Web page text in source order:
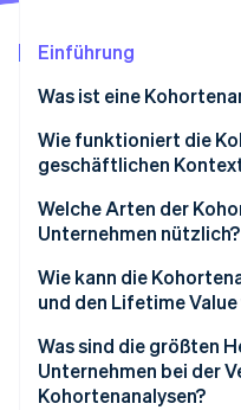
Atlas
Start-up-Gründung
Climate
Identity
Stripe
Einführung
Was ist eine
Wie funktioniert die
geschäftlichen
Wie die Daten der
Welche Arten der
Unternehmen nützlich?
Akquisitionskohorten
Prädiktive Kohorten
Wie kann die
und den Lifetime
Finden Sie heraus,
Was sind die größten
Unternehmen bei der
Kohortenanalysen?